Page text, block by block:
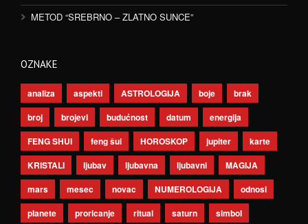
METOD “SREBRNO – ZLATNO SUNCE”
OZNAKE
analiza aspekti ASTROLOGIJA boje
brak
broj
brojevi budućnost datum
energija
FENG SHUI
feng šui HOROSKOP jupiter
karte
KRISTALI
ljubav ljubavna ljubavni
MAGIJA
mars
mesec novac NUMEROLOGIJA
odnosi
planete
proricanje ritual saturn simbol